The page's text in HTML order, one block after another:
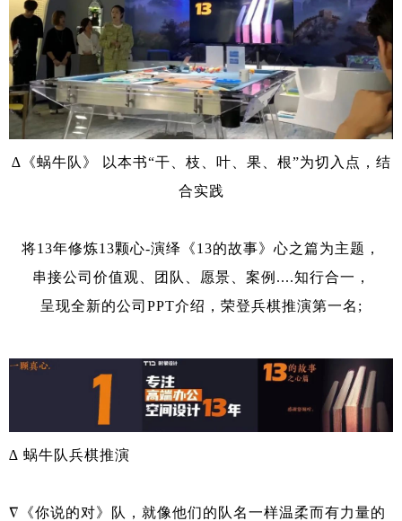
∆《蜗牛队》 以本书“干、枝、叶、果、根”为切入点，结
合实践
将13年修炼13颗心-演绎《13的故事》心之篇为主题，
串接公司价值观、团队、愿景、案例....知行合一，
呈现全新的公司PPT介绍，荣登兵棋推演第一名;
∆ 蜗牛队兵棋推演
∇《你说的对》队，就像他们的队名一样温柔而有力量的